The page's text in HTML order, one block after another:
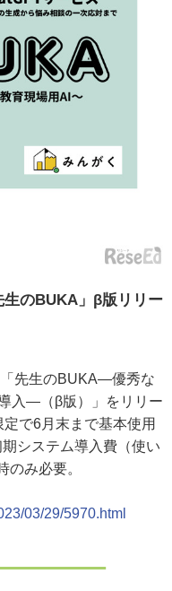
のBUKA」β版リリー
先生のBUKA―優秀な
入―（β版）」をリリー
で6月末まで基本使用
システム導入費（使い
のみ必要。
03/29/5970.html